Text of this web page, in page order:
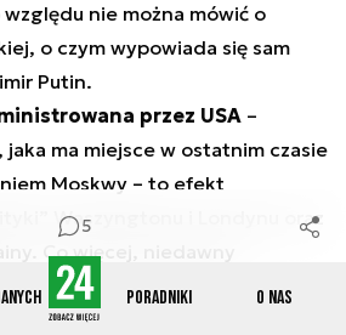
Poradniki O nas
5
nie można mówić o
o czym wypowiada się sam
Putin.
przez USA –
jaka ma miejsce w ostatnim czasie
Moskwy – to efekt
Waszyngtonu i Londynu oraz
Co więcej, niedawny
strony rządowe przypisuje
Brytanii, ponieważ miałoby to